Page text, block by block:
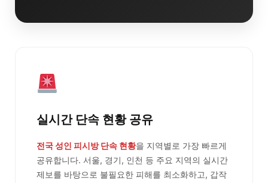
실시간 단속 현황 공유
전국 성인 피시방 단속 현황을 지역별로 가장 빠르게
공유합니다. 서울, 경기, 인천 등 주요 지역의 실시간
제보를 바탕으로 불필요한 피해를 최소화하고, 갑작